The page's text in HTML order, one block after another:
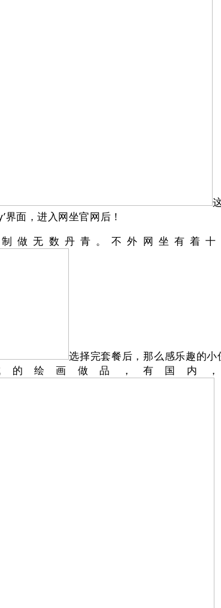
面，进入网坐官网后！
无数丹青。不外网坐有着十
选择完套餐后，那么感乐趣的
绘画做品，有国内